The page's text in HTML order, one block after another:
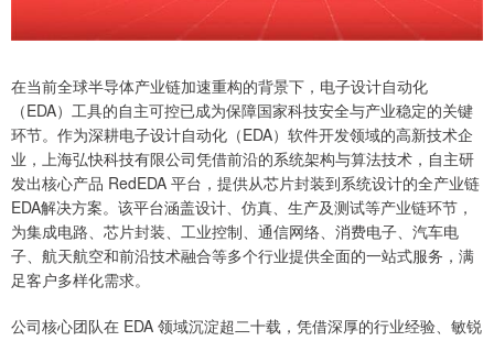
在当前全球半导体产业链加速重构的背景下，电子设计自动化
（EDA）工具的自主可控已成为保障国家科技安全与产业稳定的关键
环节。作为深耕电子设计自动化（EDA）软件开发领域的高新技术企
业，上海弘快科技有限公司凭借前沿的系统架构与算法技术，自主研
发出核心产品 RedEDA 平台，提供从芯片封装到系统设计的全产业链
EDA解决方案。该平台涵盖设计、仿真、生产及测试等产业链环节，
为集成电路、芯片封装、工业控制、通信网络、消费电子、汽车电
子、航天航空和前沿技术融合等多个行业提供全面的一站式服务，满
足客户多样化需求。
公司核心团队在 EDA 领域沉淀超二十载，凭借深厚的行业经验、敏锐